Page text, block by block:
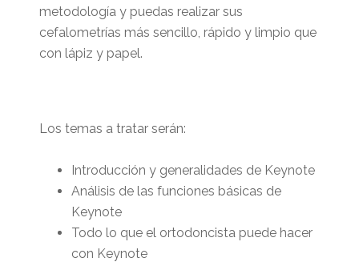
metodología y puedas realizar sus
cefalometrías más sencillo, rápido y limpio que
con lápiz y papel.
Los temas a tratar serán:
Introducción y generalidades de Keynote
Análisis de las funciones básicas de
Keynote
Todo lo que el ortodoncista puede hacer
con Keynote